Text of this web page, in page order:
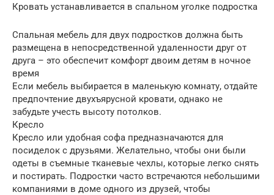
Кровать устанавливается в спальном уголке подростка
Спальная мебель для двух подростков должна быть
размещена в непосредственной удаленности друг от
друга – это обеспечит комфорт двоим детям в ночное
время
Если мебель выбирается в маленькую комнату, отдайте
предпочтение двухъярусной кровати, однако не
забудьте учесть высоту потолков.
Кресло
Кресло или удобная софа предназначаются для
посиделок с друзьями. Желательно, чтобы они были
одеты в съемные тканевые чехлы, которые легко снять
и постирать. Подростки часто встречаются небольшими
компаниями в доме одного из друзей, чтобы